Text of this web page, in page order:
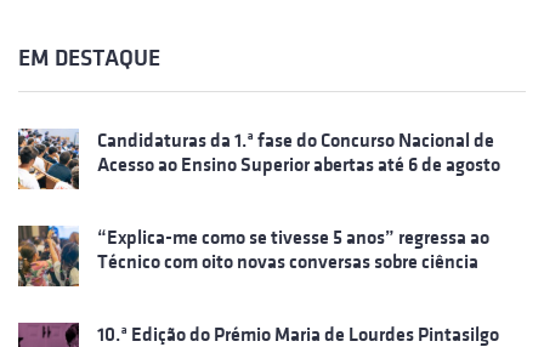
EM DESTAQUE
Candidaturas da 1.ª fase do Concurso Nacional de
Acesso ao Ensino Superior abertas até 6 de agosto
“Explica-me como se tivesse 5 anos” regressa ao
Técnico com oito novas conversas sobre ciência
10.ª Edição do Prémio Maria de Lourdes Pintasilgo